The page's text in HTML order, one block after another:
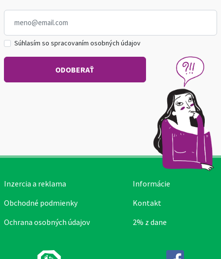
Súhlasím so spracovaním osobných údajov
Inzercia a reklama
Obchodné podmienky
Ochrana osobných údajov
Informácie
Kontakt
2% z dane